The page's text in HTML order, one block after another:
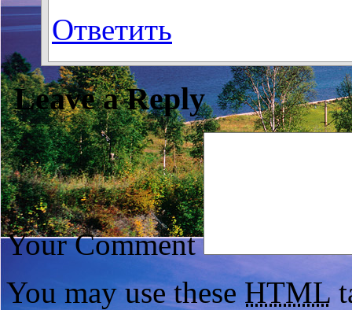
Ответить
Leave a Reply
Your Comment
You may use these HTML